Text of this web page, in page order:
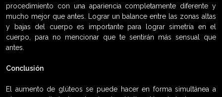
procedimiento con una apariencia completamente diferente y
mucho mejor que antes. Lograr un balance entre las zonas altas
y bajas del cuerpo es importante para lograr simetría en el
cuerpo, para no mencionar que te sentirán más sensual que
antes.
Conclusión
El aumento de glúteos se puede hacer en forma simultánea a